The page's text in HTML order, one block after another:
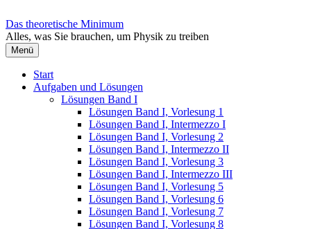
Inhalt
überspringen
Das theoretische Minimum
Alles, was Sie brauchen, um Physik zu treiben
Menü
Start
Aufgaben und Lösungen
Lösungen Band I
Lösungen Band I, Vorlesung 1
Lösungen Band I, Intermezzo I
Lösungen Band I, Vorlesung 2
Lösungen Band I, Intermezzo II
Lösungen Band I, Vorlesung 3
Lösungen Band I, Intermezzo III
Lösungen Band I, Vorlesung 5
Lösungen Band I, Vorlesung 6
Lösungen Band I, Vorlesung 7
Lösungen Band I, Vorlesung 8